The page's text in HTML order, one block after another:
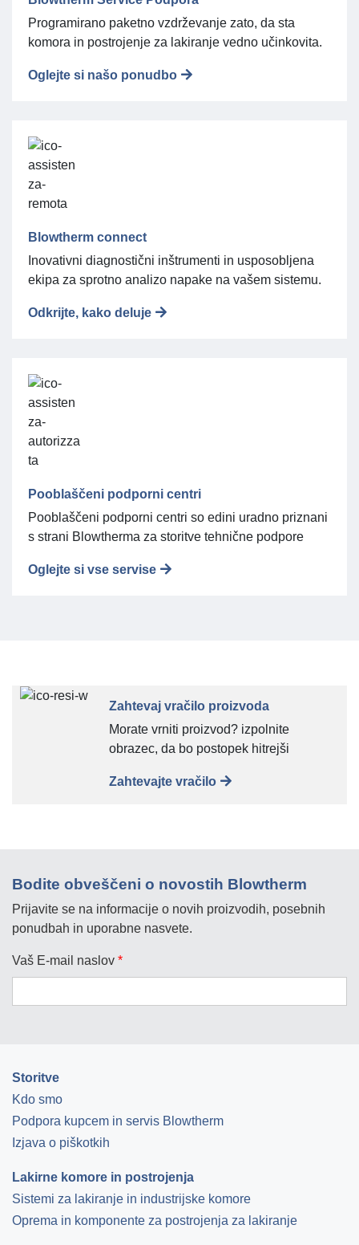
Programirano paketno vzdrževanje zato, da sta
komora in postrojenje za lakiranje vedno učinkovita.
Oglejte si našo ponudbo
Blowtherm connect
Inovativni diagnostični inštrumenti in usposobljena
ekipa za sprotno analizo napake na vašem sistemu.
Odkrijte, kako deluje
Pooblaščeni podporni centri
Pooblaščeni podporni centri so edini uradno priznani
s strani Blowtherma za storitve tehnične podpore
Oglejte si vse servise
Zahtevaj vračilo proizvoda
Morate vrniti proizvod? izpolnite
obrazec, da bo postopek hitrejši
Zahtevajte vračilo
Bodite obveščeni o novostih Blowtherm
Prijavite se na informacije o novih proizvodih, posebnih
ponudbah in uporabne nasvete.
Vaš E-mail naslov *
Storitve
Kdo smo
Podpora kupcem in servis Blowtherm
Izjava o piškotkih
Lakirne komore in postrojenja
Sistemi za lakiranje in industrijske komore
Oprema in komponente za postrojenja za lakiranje